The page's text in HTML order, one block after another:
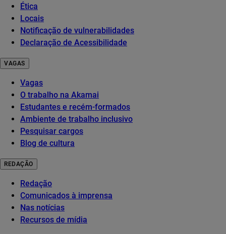
Ética
Locais
Notificação de vulnerabilidades
Declaração de Acessibilidade
VAGAS
Vagas
O trabalho na Akamai
Estudantes e recém-formados
Ambiente de trabalho inclusivo
Pesquisar cargos
Blog de cultura
REDAÇÃO
Redação
Comunicados à imprensa
Nas notícias
Recursos de mídia